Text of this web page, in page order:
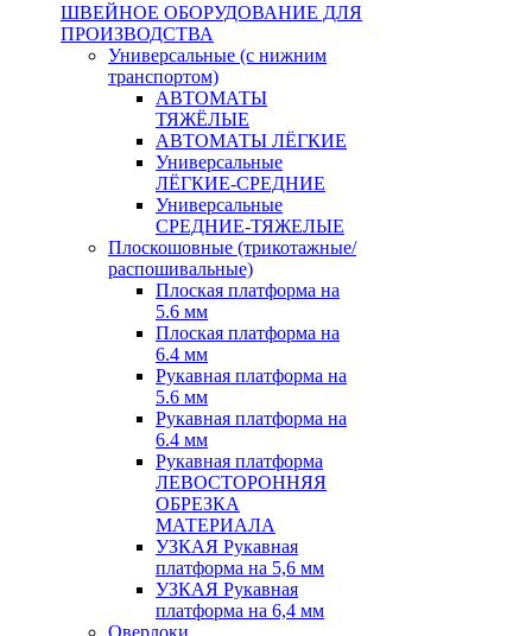
ШВЕЙНОЕ ОБОРУДОВАНИЕ ДЛЯ
ПРОИЗВОДСТВА
Универсальные (с нижним
транспортом)
АВТОМАТЫ
ТЯЖЁЛЫЕ
АВТОМАТЫ ЛЁГКИЕ
Универсальные
ЛЁГКИЕ-СРЕДНИЕ
Универсальные
СРЕДНИЕ-ТЯЖЕЛЫЕ
Плоскошовные (трикотажные/
распошивальные)
Плоская платформа на
5.6 мм
Плоская платформа на
6.4 мм
Рукавная платформа на
5.6 мм
Рукавная платформа на
6.4 мм
Рукавная платформа
ЛЕВОСТОРОННЯЯ
ОБРЕЗКА
МАТЕРИАЛА
УЗКАЯ Рукавная
платформа на 5,6 мм
УЗКАЯ Рукавная
платформа на 6,4 мм
Оверлоки